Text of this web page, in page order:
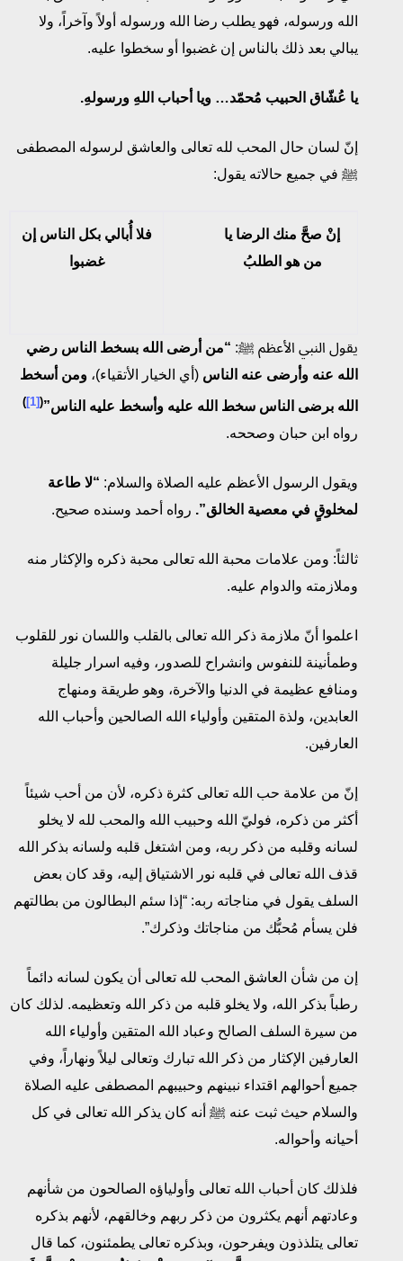
الله ورسوله، فهو يطلب رضا الله ورسوله أولاً وآخراً، ولا
يبالي بعد ذلك بالناس إن غضبوا أو سخطوا عليه.
يا عُشّاق الحبيب مُحمّد… ويا أحباب اللهِ ورسولهِ.
إنّ لسان حال المحب لله تعالى والعاشق لرسوله المصطفى
ﷺ في جميع حالاته يقول:
إنْ صحَّ منك الرضا يا
من هو الطلبُ
فلا أُبالي بكل الناس إن
غضبوا
يقول النبي الأعظم ﷺ: “من أرضى الله بسخط الناس رضي
الله عنه وأرضى عنه الناس (أي الخيار الأتقياء)، ومن أسخط
الله برضى الناس سخط الله عليه وأسخط عليه الناس”(
[1]
)
رواه ابن حبان وصححه.
ويقول الرسول الأعظم عليه الصلاة والسلام: “لا طاعة
لمخلوقٍ في معصية الخالق”. رواه أحمد وسنده صحيح.
ثالثاً: ومن علامات محبة الله تعالى محبة ذكره والإكثار منه
وملازمته والدوام عليه.
اعلموا أنّ ملازمة ذكر الله تعالى بالقلب واللسان نور للقلوب
وطمأنينة للنفوس وانشراح للصدور، وفيه اسرار جليلة
ومنافع عظيمة في الدنيا والآخرة، وهو طريقة ومنهاج
العابدين، ولذة المتقين وأولياء الله الصالحين وأحباب الله
العارفين.
إنّ من علامة حب الله تعالى كثرة ذكره، لأن من أحب شيئاً
أكثر من ذكره، فوليّ الله وحبيب الله والمحب لله لا يخلو
لسانه وقلبه من ذكر ربه، ومن اشتغل قلبه ولسانه بذكر الله
قذف الله تعالى في قلبه نور الاشتياق إليه، وقد كان بعض
السلف يقول في مناجاته ربه: “إذا سئم البطالون من بطالتهم
فلن يسأم مُحبُّك من مناجاتك وذكرك”.
إن من شأن العاشق المحب لله تعالى أن يكون لسانه دائماً
رطباً بذكر الله، ولا يخلو قلبه من ذكر الله وتعظيمه. لذلك كان
من سيرة السلف الصالح وعباد الله المتقين وأولياء الله
العارفين الإكثار من ذكر الله تبارك وتعالى ليلاً ونهاراً، وفي
جميع أحوالهم اقتداء نبينهم وحبيبهم المصطفى عليه الصلاة
والسلام حيث ثبت عنه ﷺ أنه كان يذكر الله تعالى في كل
أحيانه وأحواله.
فلذلك كان أحباب الله تعالى وأولياؤه الصالحون من شأنهم
وعادتهم أنهم يكثرون من ذكر ربهم وخالقهم، لأنهم بذكره
تعالى يتلذذون ويفرحون، وبذكره تعالى يطمئنون، كما قال